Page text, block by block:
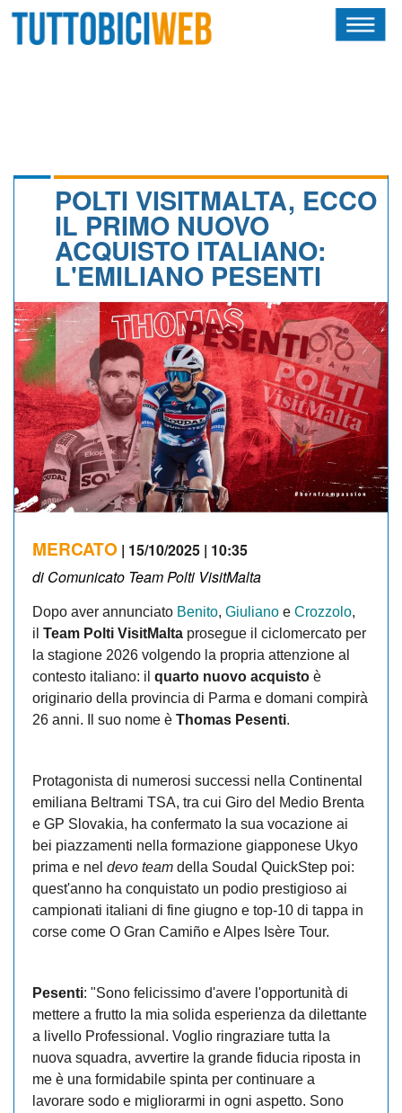
CALENDARIO
ALBI D'ORO
NEWSLETTER
POLTI VISITMALTA, ECCO
IL PRIMO NUOVO
ACQUISTO ITALIANO:
L'EMILIANO PESENTI
MERCATO | 15/10/2025 | 10:35
di Comunicato Team Polti VisitMalta
Dopo aver annunciato Benito, Giuliano e Crozzolo,
il Team Polti VisitMalta prosegue il ciclomercato per
la stagione 2026 volgendo la propria attenzione al
contesto italiano: il quarto nuovo acquisto è
originario della provincia di Parma e domani compirà
26 anni. Il suo nome è Thomas Pesenti.
Protagonista di numerosi successi nella Continental
emiliana Beltrami TSA, tra cui Giro del Medio Brenta
e GP Slovakia, ha confermato la sua vocazione ai
bei piazzamenti nella formazione giapponese Ukyo
prima e nel devo team della Soudal QuickStep poi:
quest'anno ha conquistato un podio prestigioso ai
campionati italiani di fine giugno e top-10 di tappa in
corse come O Gran Camiño e Alpes Isère Tour.
Pesenti: "Sono felicissimo d'avere l'opportunità di
mettere a frutto la mia solida esperienza da dilettante
a livello Professional. Voglio ringraziare tutta la
nuova squadra, avvertire la grande fiducia riposta in
me è una formidabile spinta per continuare a
lavorare sodo e migliorarmi in ogni aspetto. Sono